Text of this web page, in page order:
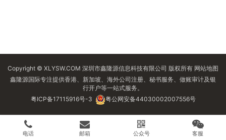
Copyright © XLYSW.COM 深圳市鑫隆源信息科技有限公司 版权所有 网站地图
鑫隆源国际专注提供香港、新加坡、海外公司注册、秘书服务、做账审计及银
行开户等一站式服务。
粤ICP备17115916号-3
粤公网安备44030002007556号
电话 邮箱 公众号 客服